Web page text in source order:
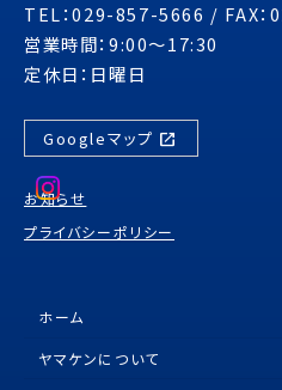
TEL：029-857-5666 / FAX
営業時間：9:00～17:30
定休日：日曜日
Googleマップ open_in_new
お知らせ
プライバシーポリシー
ホーム
ヤマケンについて